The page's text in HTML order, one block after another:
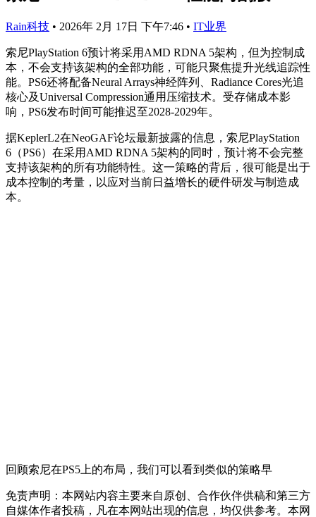
Rain科技 • 2026年 2月 17日 下午7:46 • IT业界
索尼PlayStation 6预计将采用AMD RDNA 5架构，但为控制成
本，不会支持该架构的全部功能，可能只聚焦提升光线追踪性
能。PS6还将配备Neural Arrays神经阵列、Radiance Cores光追
核心及Universal Compression通用压缩技术。受存储成本影
响，PS6发布时间可能推迟至2028-2029年。
据KeplerL2在NeoGAF论坛最新披露的信息，索尼PlayStation
6（PS6）在采用AMD RDNA 5架构的同时，预计将不会完整
支持该架构的所有功能特性。这一策略的背后，很可能是出于
成本控制的考量，以应对当前日益增长的硬件研发与制造成
本。
回顾索尼在PS5上的布局，我们可以看到类似的策略早
免责声明：本网站内容主要来自原创、合作伙伴供稿和第三方
自媒体作者投稿，凡在本网站出现的信息，均仅供参考。本网